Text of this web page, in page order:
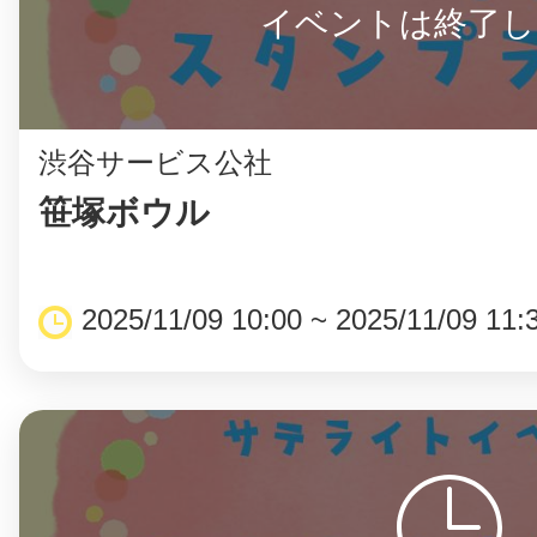
イベントは終了
渋谷サービス公社
笹塚ボウル
2025/11/09 10:00 ~ 2025/11/09
©︎ KAYAC Inc.